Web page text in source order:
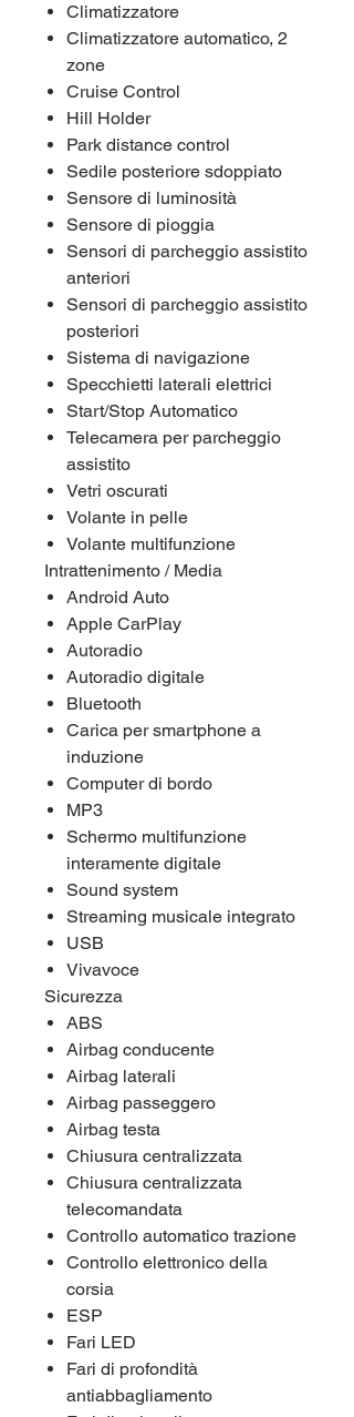
Climatizzatore
Climatizzatore automatico, 2
zone
Cruise Control
Hill Holder
Park distance control
Sedile posteriore sdoppiato
Sensore di luminosità
Sensore di pioggia
Sensori di parcheggio assistito
anteriori
Sensori di parcheggio assistito
posteriori
Sistema di navigazione
Specchietti laterali elettrici
Start/Stop Automatico
Telecamera per parcheggio
assistito
Vetri oscurati
Volante in pelle
Volante multifunzione
Intrattenimento / Media
Android Auto
Apple CarPlay
Autoradio
Autoradio digitale
Bluetooth
Carica per smartphone a
induzione
Computer di bordo
MP3
Schermo multifunzione
interamente digitale
Sound system
Streaming musicale integrato
USB
Vivavoce
Sicurezza
ABS
Airbag conducente
Airbag laterali
Airbag passeggero
Airbag testa
Chiusura centralizzata
Chiusura centralizzata
telecomandata
Controllo automatico trazione
Controllo elettronico della
corsia
ESP
Fari LED
Fari di profondità
antiabbagliamento